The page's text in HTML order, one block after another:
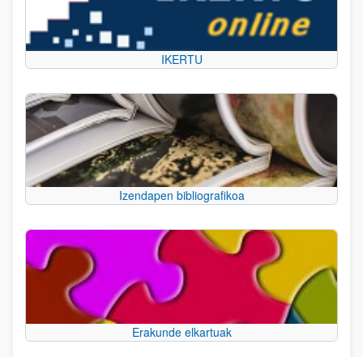
IKERTU
Izendapen bibliografikoa
Erakunde elkartuak